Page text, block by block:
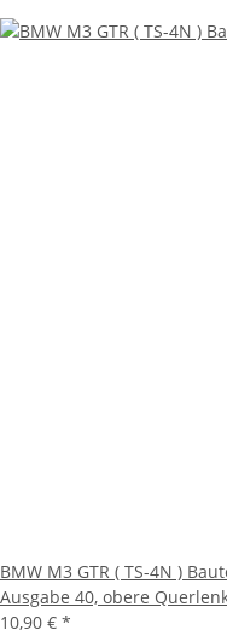
BMW M3 GTR ( TS-4N )
Ausgabe 40, obere
10,90 € *